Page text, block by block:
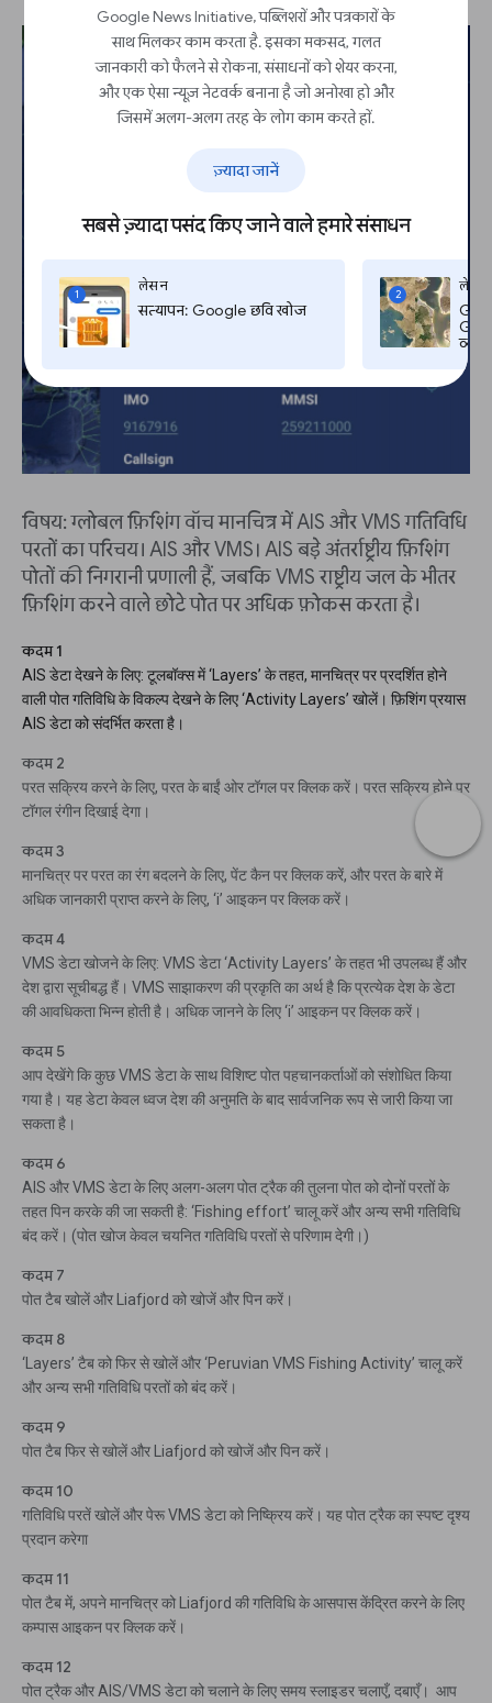
Google News Initiative, पब्लिशरों और पत्रकारों के
साथ मिलकर काम करता है. इसका मकसद, गलत
जानकारी को फैलने से रोकना, संसाधनों को शेयर करना,
और एक ऐसा न्यूज़ नेटवर्क बनाना है जो अनोखा हो और
जिसमें अलग-अलग तरह के लोग काम करते हों.
ज़्यादा जानें
सबसे ज़्यादा पसंद किए जाने वाले हमारे संसाधन
1
लेसन
सत्यापन: Google छवि खोज
2
लेसन
विषय: ग्लोबल फ़िशिंग वॉच मानचित्र में AIS और VMS गतिविधि
परतों का परिचय। AIS और VMS। AIS बड़े अंतर्राष्ट्रीय फ़िशिंग
पोतों की निगरानी प्रणाली हैं, जबकि VMS राष्ट्रीय जल के भीतर
फ़िशिंग करने वाले छोटे पोत पर अधिक फ़ोकस करता है।
कदम 1
AIS डेटा देखने के लिए: टूलबॉक्स में ‘Layers’ के तहत, मानचित्र पर प्रदर्शित होने
वाली पोत गतिविधि के विकल्प देखने के लिए ‘Activity Layers’ खोलें। फ़िशिंग प्रयास
AIS डेटा को संदर्भित करता है।
कदम 2
परत सक्रिय करने के लिए, परत के बाईं ओर टॉगल पर क्लिक करें। परत सक्रिय होने पर
टॉगल रंगीन दिखाई देगा।
कदम 3
मानचित्र पर परत का रंग बदलने के लिए, पेंट कैन पर क्लिक करें, और परत के बारे में
अधिक जानकारी प्राप्त करने के लिए, ‘i’ आइकन पर क्लिक करें।
कदम 4
VMS डेटा खोजने के लिए: VMS डेटा ‘Activity Layers’ के तहत भी उपलब्ध हैं और
देश द्वारा सूचीबद्ध हैं। VMS साझाकरण की प्रकृति का अर्थ है कि प्रत्येक देश के डेटा
की आवधिकता भिन्न होती है। अधिक जानने के लिए ‘i’ आइकन पर क्लिक करें।
कदम 5
आप देखेंगे कि कुछ VMS डेटा के साथ विशिष्ट पोत पहचानकर्ताओं को संशोधित किया
गया है। यह डेटा केवल ध्वज देश की अनुमति के बाद सार्वजनिक रूप से जारी किया जा
सकता है।
कदम 6
AIS और VMS डेटा के लिए अलग-अलग पोत ट्रैक की तुलना पोत को दोनों परतों के
तहत पिन करके की जा सकती है: ‘Fishing effort’ चालू करें और अन्य सभी गतिविधि
बंद करें। (पोत खोज केवल चयनित गतिविधि परतों से परिणाम देगी।)
कदम 7
पोत टैब खोलें और Liafjord को खोजें और पिन करें।
कदम 8
‘Layers’ टैब को फिर से खोलें और ‘Peruvian VMS Fishing Activity’ चालू करें
और अन्य सभी गतिविधि परतों को बंद करें।
कदम 9
पोत टैब फिर से खोलें और Liafjord को खोजें और पिन करें।
कदम 10
गतिविधि परतें खोलें और पेरू VMS डेटा को निष्क्रिय करें। यह पोत ट्रैक का स्पष्ट दृश्य
प्रदान करेगा
कदम 11
पोत टैब में, अपने मानचित्र को Liafjord की गतिविधि के आसपास केंद्रित करने के लिए
कम्पास आइकन पर क्लिक करें।
कदम 12
पोत ट्रैक और AIS/VMS डेटा को चलाने के लिए समय स्लाइडर चलाएँ, दबाएँ। आप